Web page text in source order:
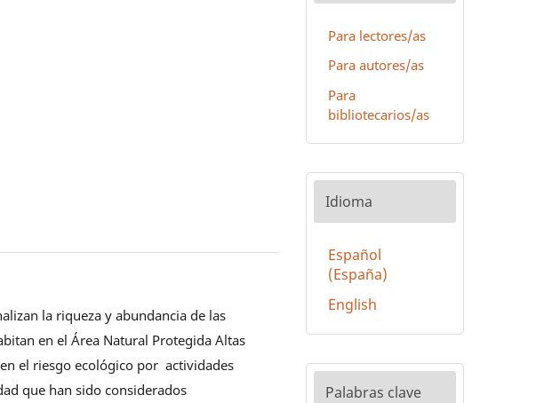
la riqueza y abundancia de las
en el Área Natural Protegida Altas
el riesgo ecológico por actividades
que han sido considerados
Para lectores/as
Para autores/as
Para
bibliotecarios/as
Idioma
Español
(España)
English
Palabras clave